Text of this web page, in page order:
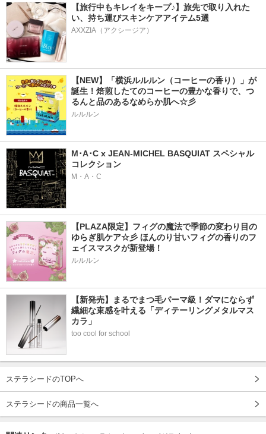
【旅行中もキレイをキープ♪】旅先で取り入れた
い、持ち運びスキンケアアイテム5選
AXXZIA（アクシージア）
【NEW】「横浜ルルルン（コーヒーの香り）」が
誕生！焙煎したてのコーヒーの豊かな香りで、つ
るんと品のあるなめらか肌へ☆彡
ルルルン
M･A･C x JEAN-MICHEL BASQUIAT スペシャル
コレクション
M・A・C
【PLAZA限定】フィグの魔法で季節の変わり目の
ゆらぎ肌ケア☆彡 ほんのり甘いフィグの香りのフ
ェイスマスクが新登場！
ルルルン
【新発売】まるでまつ毛パーマ級！ダマにならず
繊細な束感を叶える「ディテーリングメタルマス
カラ」
too cool for school
ステラシードのTOPへ
ステラシードの商品一覧へ